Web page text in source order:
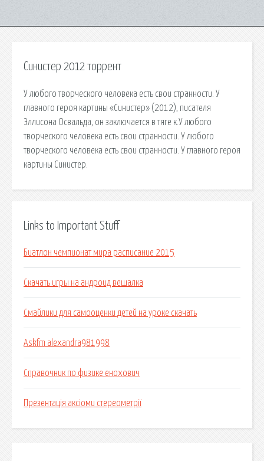
Синистер 2012 торрент
У любого творческого человека есть свои странности. У
главного героя картины «Синистер» (2012), писателя
Эллисона Освальда, он заключается в тяге к.У любого
творческого человека есть свои странности. У любого
творческого человека есть свои странности. У главного героя
картины Синистер.
Links to Important Stuff
Биатлон чемпионат мира расписание 2015
Скачать игры на андроид вешалка
Смайлики для самооценки детей на уроке скачать
Askfm alexandra981998
Справочник по физике енохович
Презентація аксіоми стереометрії